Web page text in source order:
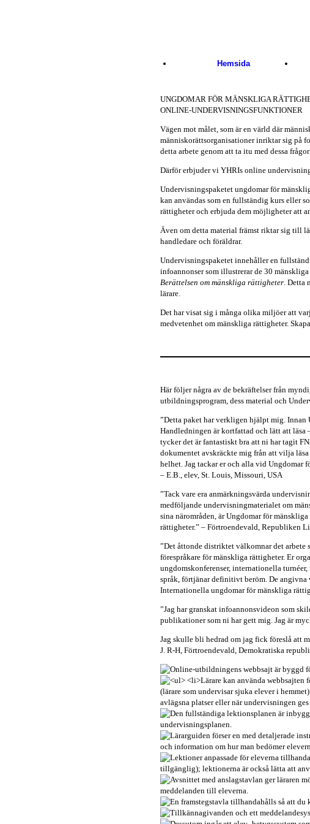
Hemsida
UNGDOMAR FÖR MÄNSKLIGA
ONLINE-UNDERVISNINGSFUNKTIONER
Vägen mot målet, som är en värld där
människorättsorganisationer inriktar sig på
detta arbete genom att ta itu med dessa
Därför erbjuder vi YHRIs online
Undervisningspaketet ungdomar för
kan användas som en fullständig kurs eller
rättigheter och erbjuda dem möjligheter att
Även om detta material främst riktar sig till
handledare och föräldrar.
Undervisningspaketet innehåller en
infoannonser som illustrerar de 30
Berättelsen om mänskliga rättigheter. Detta
lärare.
Det har visat sig i många olika miljöer att
medvetenhet om mänskliga rättigheter.
Här följer några av de bekräftelser från
utbildningsprogram, dess material och
”Detta paket har verkligen hjälpt mig.
Handledningen är kortfattad och lätt att läsa
tycker det är fantastiskt bra att ni har tagit
dokumentet avskräckte mig från att vilja
helhet. Jag tackar er och alla vid
– E.B., elev, St. Louis, Missouri, USA
”Tack vare era anmärkningsvärda
medföljande undervisningmaterialet om
sina närområden, är Ungdomar för
rättigheter.” – Förtroendevald, Republiken
”Det åttonde distriktet välkomnar det
förespråkare för mänskliga rättigheter. Er
ungdomskonferenser, internationella
språk, förtjänar definitivt beröm. De
Internationella ungdomar för mänskliga
”Jag har granskat infoannonsvideon som
publikationer som ni har gett mig. Jag är
Jag skulle bli hedrad om jag fick föreslå att
J. R-H, Förtroendevald, Demokratiska